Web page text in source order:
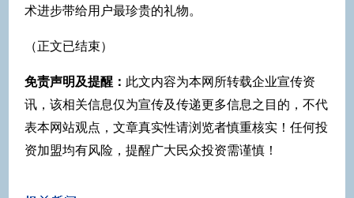
术进步带给用户最珍贵的礼物。
（正文已结束）
免责声明及提醒： 此文内容为本网所转载企业宣传资
讯，该相关信息仅为宣传及传递更多信息之目的，不代
表本网站观点，文章真实性请浏览者慎重核实！任何投
资加盟均有风险，提醒广大民众投资需谨慎！